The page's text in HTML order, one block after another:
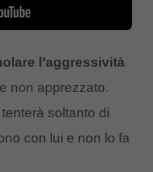
l’aggressività
non apprezzato.
soltanto di
con lui e non lo fa